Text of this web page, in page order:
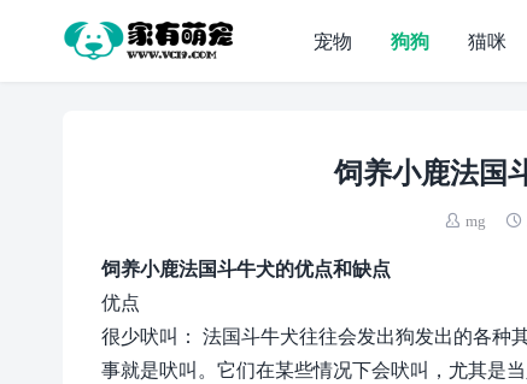
宠物 狗狗 猫咪
饲养小鹿法国
mg
饲养小鹿法国斗牛犬的优点和缺点
优点
很少吠叫： 法国斗牛犬往往会发出狗发出的各种
事就是吠叫。它们在某些情况下会吠叫，尤其是